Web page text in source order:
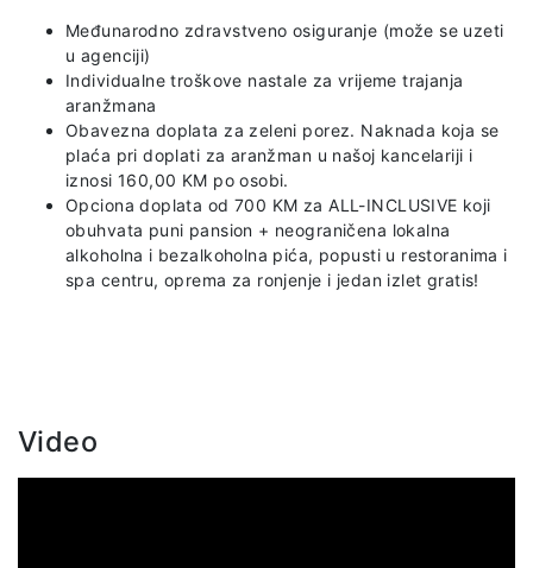
Međunarodno zdravstveno osiguranje (može se uzeti
u agenciji)
Individualne troškove nastale za vrijeme trajanja
aranžmana
Obavezna doplata za zeleni porez. Naknada koja se
plaća pri doplati za aranžman u našoj kancelariji i
iznosi 160,00 KM po osobi.
Opciona doplata od 700 KM za ALL-INCLUSIVE koji
obuhvata puni pansion + neograničena lokalna
alkoholna i bezalkoholna pića, popusti u restoranima i
spa centru, oprema za ronjenje i jedan izlet gratis!
Video